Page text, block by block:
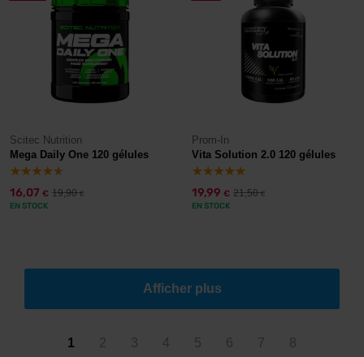
Scitec Nutrition
Mega Daily One 120 gélules
16,07 € 19,90€
EN STOCK
Prom-In
Vita Solution 2.0 120 gélules
19,99 € 21,50€
EN STOCK
Afficher plus
1 2 3 4 5 6 7 8